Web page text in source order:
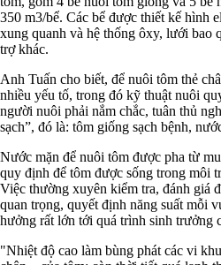
350 m3/bể. Các bể được thiết kế hình
xung quanh và hệ thống ôxy, lưới bao
trợ khác.
Anh Tuấn cho biết, để nuôi tôm thẻ
nhiều yếu tố, trong đó kỹ thuật nuôi
người nuôi phải nắm chắc, tuân thủ
sạch”, đó là: tôm giống sạch bệnh,
Nước mặn để nuôi tôm được pha từ
quy định để tôm được sống trong môi
Việc thường xuyên kiểm tra, đánh giá
quan trọng, quyết định năng suất mỗi
hưởng rất lớn tới quá trình sinh trưởng
"Nhiệt độ cao làm bùng phát các vi